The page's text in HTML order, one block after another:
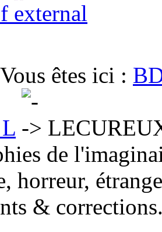
êtes ici :
de
horreur,
&